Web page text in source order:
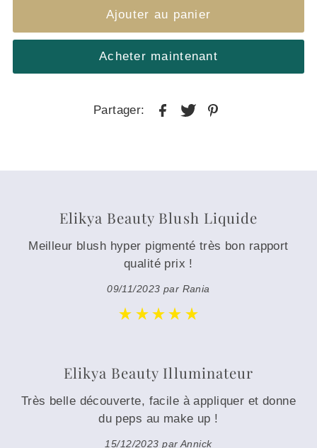
Acheter maintenant
Partager:
Elikya Beauty Blush Liquide
Meilleur blush hyper pigmenté très bon rapport
qualité prix !
09/11/2023 par Rania
Elikya Beauty Illuminateur
Très belle découverte, facile à appliquer et donne
du peps au make up !
15/12/2023 par Annick